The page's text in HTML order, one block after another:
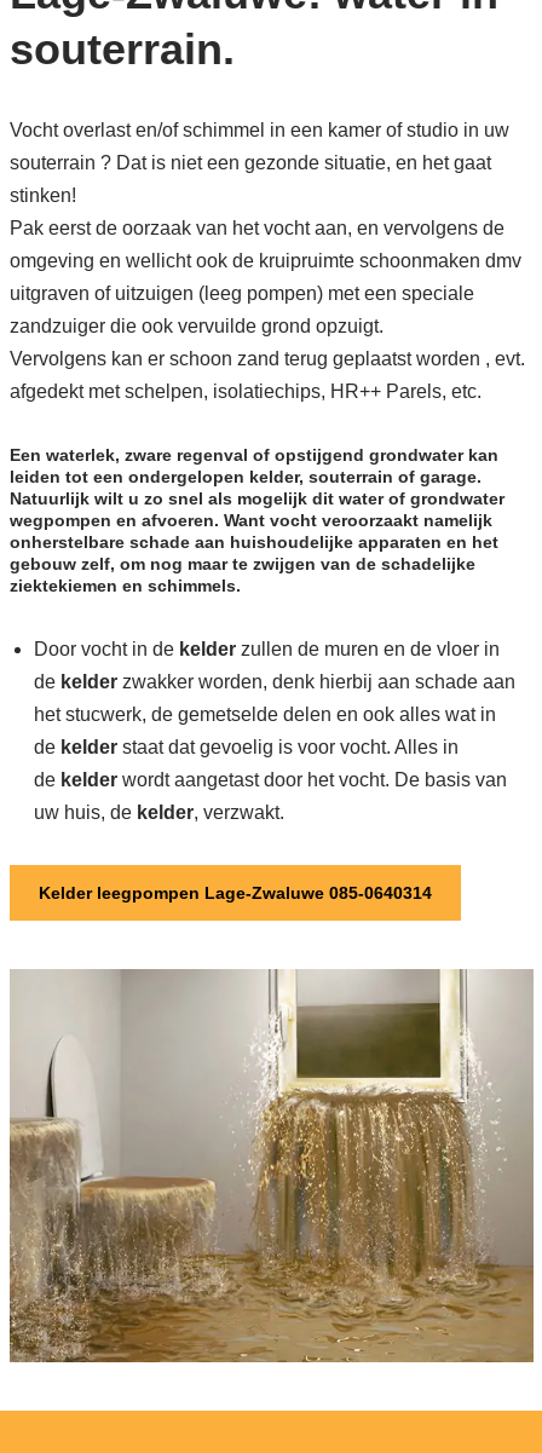
souterrain.
Vocht overlast en/of schimmel in een kamer of studio in uw
souterrain ? Dat is niet een gezonde situatie, en het gaat
stinken!
Pak eerst de oorzaak van het vocht aan, en vervolgens de
omgeving en wellicht ook de kruipruimte schoonmaken dmv
uitgraven of uitzuigen (leeg pompen) met een speciale
zandzuiger die ook vervuilde grond opzuigt.
Vervolgens kan er schoon zand terug geplaatst worden , evt.
afgedekt met schelpen, isolatiechips, HR++ Parels, etc.
Een waterlek, zware regenval of opstijgend grondwater kan
leiden tot een ondergelopen kelder, souterrain of garage.
Natuurlijk wilt u zo snel als mogelijk dit water of grondwater
wegpompen en afvoeren. Want vocht veroorzaakt namelijk
onherstelbare schade aan huishoudelijke apparaten en het
gebouw zelf, om nog maar te zwijgen van de schadelijke
ziektekiemen en schimmels.
Door vocht in de kelderzullen de muren en de vloer in
de kelderzwakker worden, denk hierbij aan schade aan
het stucwerk, de gemetselde delen en ook alles wat in
de kelderstaat dat gevoelig is voor vocht. Alles in
de kelderwordt aangetast door het vocht. De basis van
uw huis, de kelder, verzwakt.
Kelder leegpompen Lage-Zwaluwe 085-0640314